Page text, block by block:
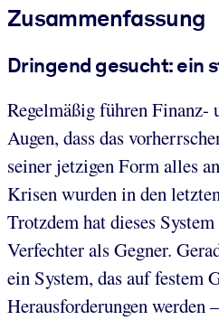
Zusammenfassung
Dringend gesucht: ein
Regelmäßig führen Finanz-
Augen, dass das
seiner jetzigen Form alles
Krisen wurden in den
Trotzdem hat dieses
Verfechter als Gegner.
ein System, das auf festem
Herausforderungen werden